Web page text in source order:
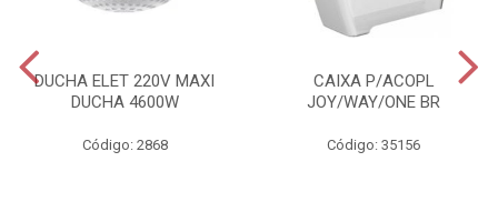
DUCHA ELET 220V MAXI
DUCHA 4600W
Código: 2868
CAIXA P/ACOPL
JOY/WAY/ONE BR
Código: 35156